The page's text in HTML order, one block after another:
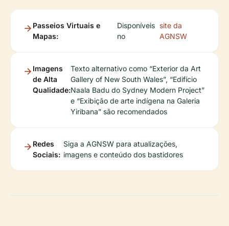
Passeios Virtuais e
Mapas:
Disponíveis
no
site da
AGNSW
Imagens
de Alta
Qualidade:
Texto alternativo como “Exterior da Art
Gallery of New South Wales”, “Edifício
Naala Badu do Sydney Modern Project”
e “Exibição de arte indígena na Galeria
Yiribana” são recomendados
Redes
Sociais:
Siga a AGNSW para atualizações,
imagens e conteúdo dos bastidores